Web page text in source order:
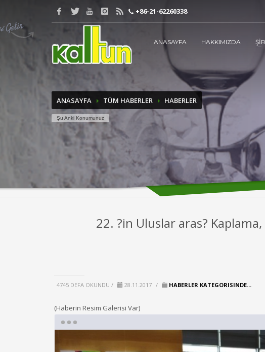
ARANACAK KELİMEYİ GİRİN
+86-21-62260338
ANASAYFA HAKKIMIZDA
ANASAYFA TÜM HABERLER HABERLER
Şu Anki Konumunuz
22. ?in Uluslar aras? Kaplama,
4745 DEFA OKUNDU / 28.11.2017 / HABERLER KATEGORISINDE...
(Haberin Resim Galerisi Var)